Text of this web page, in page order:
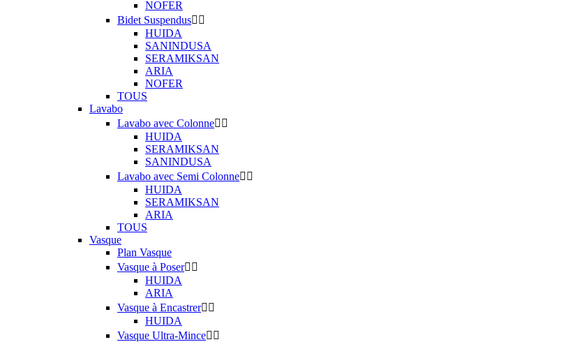
NOFER
Bidet Suspendus 
HUIDA
SANINDUSA
SERAMIKSAN
ARIA
NOFER
TOUS
Lavabo
Lavabo avec Colonne 
HUIDA
SERAMIKSAN
SANINDUSA
Lavabo avec Semi Colonne 
HUIDA
SERAMIKSAN
ARIA
TOUS
Vasque
Plan Vasque
Vasque à Poser 
HUIDA
ARIA
Vasque à Encastrer 
HUIDA
Vasque Ultra-Mince 